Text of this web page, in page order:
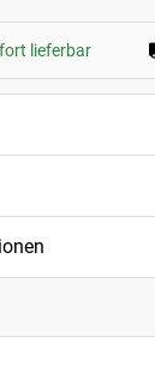
lieferbar